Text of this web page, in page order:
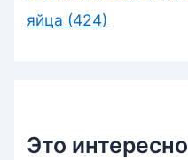
яйца (424)
Это интересно